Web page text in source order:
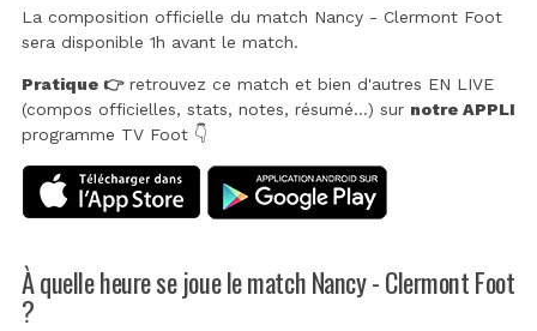
La composition officielle du match Nancy - Clermont Foot
sera disponible 1h avant le match.
Pratique 👉retrouvez ce match et bien d'autres EN LIVE
(compos officielles, stats, notes, résumé...) sur notre APPLI
programme TV Foot 👇
À quelle heure se joue le match Nancy - Clermont Foot
?